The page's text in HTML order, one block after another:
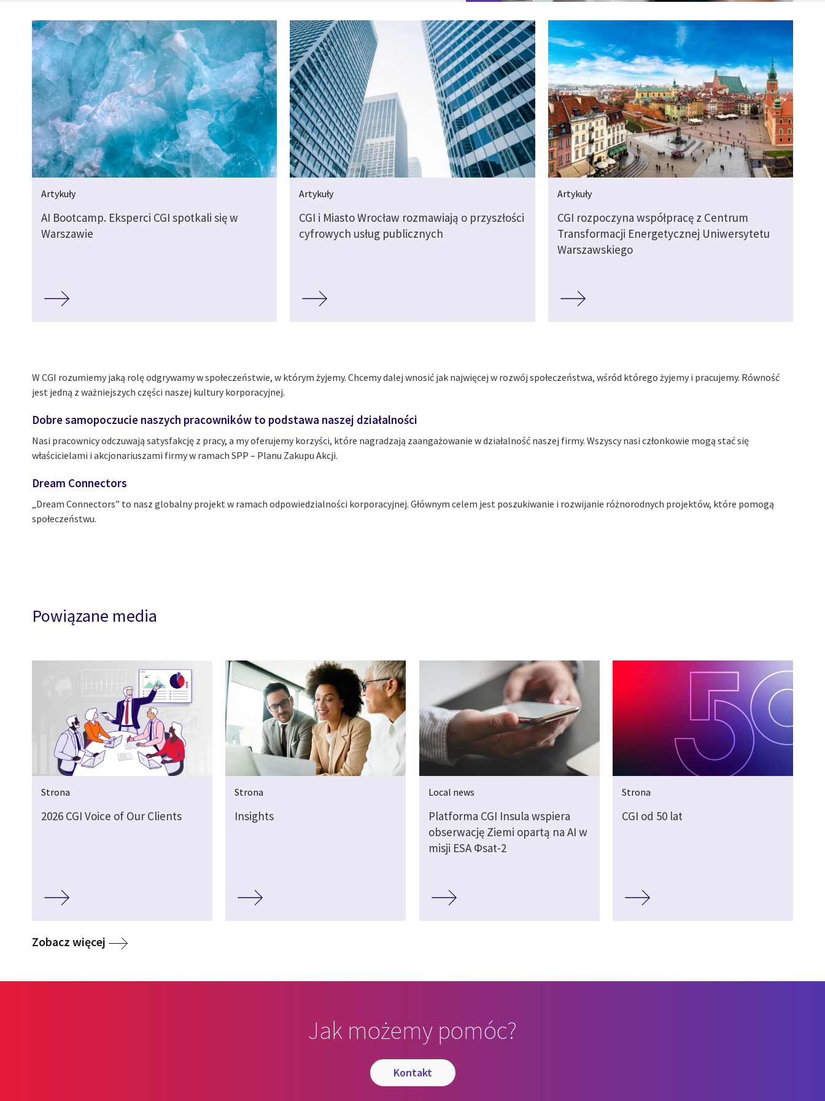
Artykuły
AI Bootcamp. Eksperci CGI spotkali się w
Warszawie
Artykuły
CGI i Miasto Wrocław rozmawiają o przyszłości
cyfrowych usług publicznych
Artykuły
CGI rozpoczyna współpracę z Centrum
Transformacji Energetycznej Uniwersytetu
Warszawskiego
W CGI rozumiemy jaką rolę odgrywamy w społeczeństwie, w którym żyjemy. Chcemy dalej wnosić jak najwięcej w rozwój społeczeństwa, wśród którego żyjemy i pracujemy. Równość
jest jedną z ważniejszych części naszej kultury korporacyjnej.
Dobre samopoczucie naszych pracowników to podstawa naszej działalności
Nasi pracownicy odczuwają satysfakcję z pracy, a my oferujemy korzyści, które nagradzają zaangażowanie w działalność naszej firmy. Wszyscy nasi członkowie mogą stać się
właścicielami i akcjonariuszami firmy w ramach SPP – Planu Zakupu Akcji.
Dream Connectors
„Dream Connectors” to nasz globalny projekt w ramach odpowiedzialności korporacyjnej. Głównym celem jest poszukiwanie i rozwijanie różnorodnych projektów, które pomogą
społeczeństwu.
Powiązane media
Strona
2026 CGI Voice of Our Clients
Strona
Insights
Local news
Platforma CGI Insula wspiera
obserwację Ziemi opartą na AI w
misji ESA Φsat-2
Strona
CGI od 50 lat
Zobacz więcej Media
Jak możemy pomóc?
kontakt